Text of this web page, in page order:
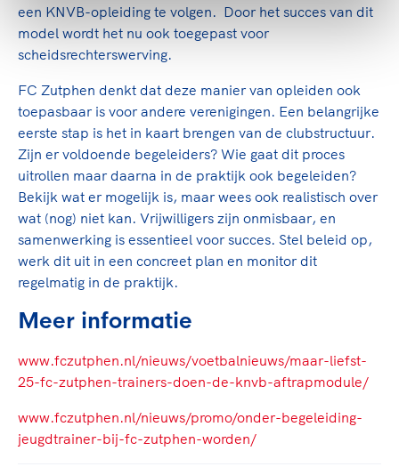
een KNVB-opleiding te volgen. Door het succes van dit
model wordt het nu ook toegepast voor
scheidsrechterswerving.
FC Zutphen denkt dat deze manier van opleiden ook
toepasbaar is voor andere verenigingen. Een belangrijke
eerste stap is het in kaart brengen van de clubstructuur.
Zijn er voldoende begeleiders? Wie gaat dit proces
uitrollen maar daarna in de praktijk ook begeleiden?
Bekijk wat er mogelijk is, maar wees ook realistisch over
wat (nog) niet kan. Vrijwilligers zijn onmisbaar, en
samenwerking is essentieel voor succes. Stel beleid op,
werk dit uit in een concreet plan en monitor dit
regelmatig in de praktijk.
Meer informatie
www.fczutphen.nl/nieuws/voetbalnieuws/maar-liefst-
25-fc-zutphen-trainers-doen-de-knvb-aftrapmodule/
www.fczutphen.nl/nieuws/promo/onder-begeleiding-
jeugdtrainer-bij-fc-zutphen-worden/